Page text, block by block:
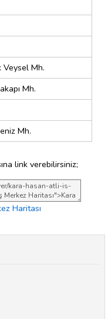
Veysel Mh.
Mh.
Mh.
link verebilirsiniz;
Haritası